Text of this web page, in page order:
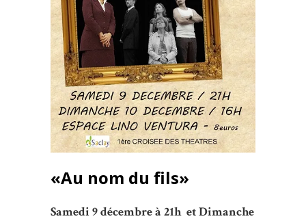
«Au nom du fils»
Samedi 9 décembre à 21h et Dimanche